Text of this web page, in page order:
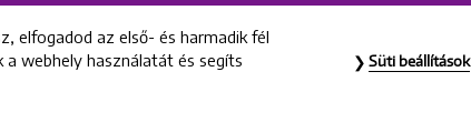
2022 Uniklinik Dental and Implant Center
elfogadod az első- és harmadik fél
webhely használatát és segíts
Süti beállítások